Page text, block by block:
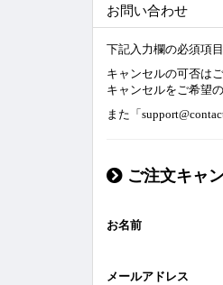
お問い合わせ
下記入力欄の必須項
キャンセルの可否は
キャンセルをご希望
また「
ご注文キャ
お名前
メールアドレス